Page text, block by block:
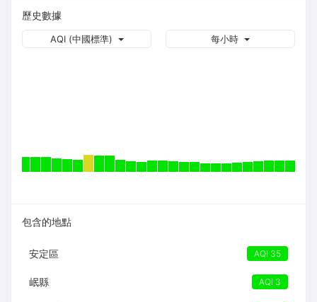
歷史數據
每小時
AQI (中國標準)
包含的地點
安定區 AQI 35
岷縣 AQI 3